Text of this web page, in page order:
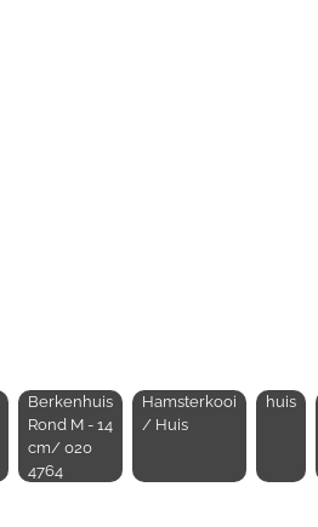
Berkenhuis
Rond M - 14
cm/ 020
4764
Hamsterkooi
/ Huis
huis